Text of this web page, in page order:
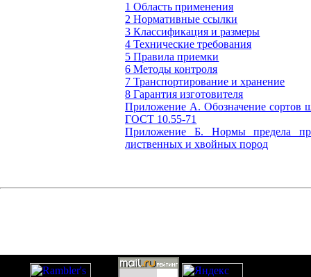
1 Область применения
2 Нормативные ссылки
3 Классификация и размеры
4 Технические требования
5 Правила приемки
6 Методы контроля
7 Транспортирование и хранение
8 Гарантия изготовителя
Приложение А. Обозначение сортов
ГОСТ 10.55-71
Приложение Б. Нормы предела
лиственных и хвойных пород